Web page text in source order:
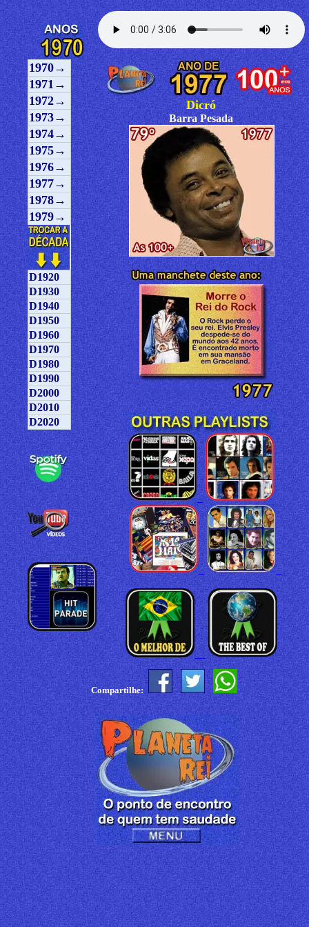
1970→
1971→
1972→
1973→
1974→
1975→
1976→
1977→
1978→
1979→
D1920
D1930
D1940
D1950
D1960
D1970
D1980
D1990
D2000
D2010
D2020
Dicró
Barra Pesada
Compartilhe: